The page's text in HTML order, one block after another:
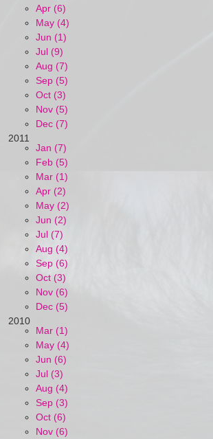
Apr (6)
May (4)
Jun (1)
Jul (9)
Aug (7)
Sep (5)
Oct (3)
Nov (5)
Dec (7)
2011
Jan (7)
Feb (5)
Mar (1)
Apr (2)
May (2)
Jun (2)
Jul (7)
Aug (4)
Sep (6)
Oct (3)
Nov (6)
Dec (5)
2010
Mar (1)
May (4)
Jun (6)
Jul (3)
Aug (4)
Sep (3)
Oct (6)
Nov (6)